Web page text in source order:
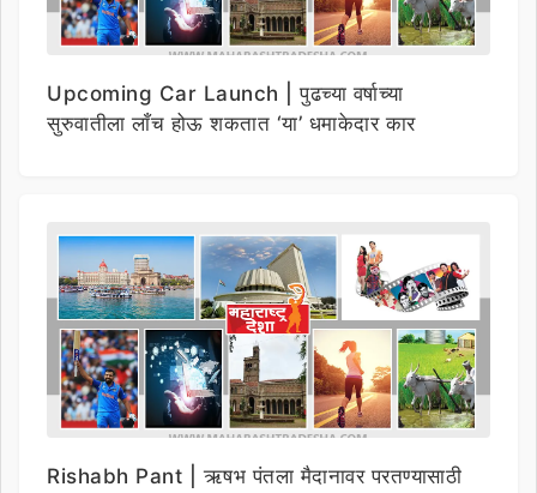
Upcoming Car Launch | पुढच्या वर्षाच्या
सुरुवातीला लाँच होऊ शकतात ‘या’ धमाकेदार कार
Rishabh Pant | ऋषभ पंतला मैदानावर परतण्यासाठी